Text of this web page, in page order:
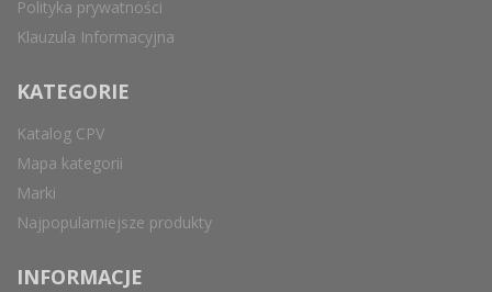
Polityka prywatności
Klauzula Informacyjna
KATEGORIE
Katalog CPV
Mapa kategorii
Marki
Najpopularniejsze produkty
INFORMACJE